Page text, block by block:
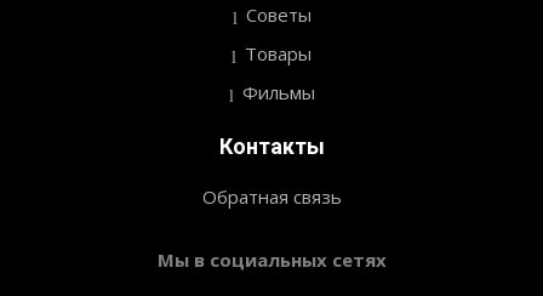
Советы
Товары
Фильмы
Контакты
Обратная связь
Мы в социальных сетях